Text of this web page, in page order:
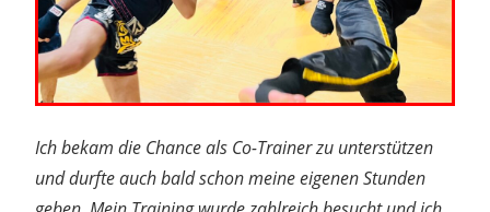
Ich bekam die Chance als Co-Trainer zu unterstützen
und durfte auch bald schon meine eigenen Stunden